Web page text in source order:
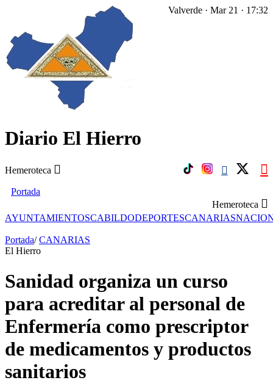
Diario El Hierro
Hemeroteca
Valverde · Mar 21 · 17:32
Portada
Hemeroteca
AYUNTAMIENTOSCABILDODEPORTESCANARIAS
Portada/ CANARIAS
El Hierro
Sanidad organiza un curso
para acreditar al personal de
Enfermería como prescriptor
de medicamentos y productos
sanitarios